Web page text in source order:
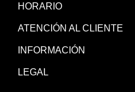
HORARIO
ATENCIÓN AL CLIENTE
INFORMACIÓN
LEGAL